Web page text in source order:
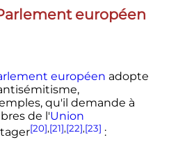
européen
européen adopte
qu'il demande à
de l'Union
[20],[21],[22],[23] :